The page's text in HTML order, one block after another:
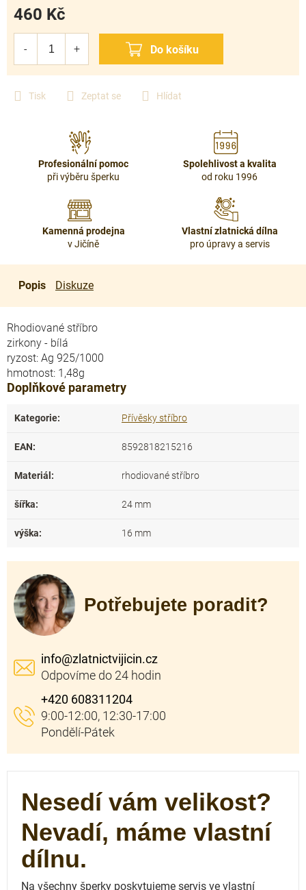
Tisk Zeptat se Hlídat
460 Kč
Profesionální pomoc
při výběru šperku
Spolehlivost a kvalita
od roku 1996
Kamenná prodejna
v Jičíně
Vlastní zlatnická dílna
pro úpravy a servis
Popis Diskuze
Rhodiované stříbro
zirkony - bílá
ryzost: Ag 925/1000
hmotnost: 1,48g
Doplňkové parametry
Kategorie: Přívěsky stříbro
EAN: 8592818215216
Materiál : rhodiované stříbro
šířka: 24 mm
výška: 16 mm
Potřebujete poradit?
info@zlatnictvijicin.cz
+420 608311204
Nesedí vám velikost?
Nevadí, máme vlastní
dílnu.
Na všechny šperky poskytujeme servis ve vlastní